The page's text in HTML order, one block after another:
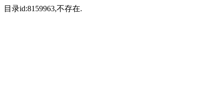
目录id:8159963,不存在.